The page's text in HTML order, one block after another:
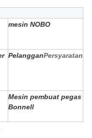
mesin NOBO
PelangganPersyaratan
Mesin pembuat pegas
Bonnell